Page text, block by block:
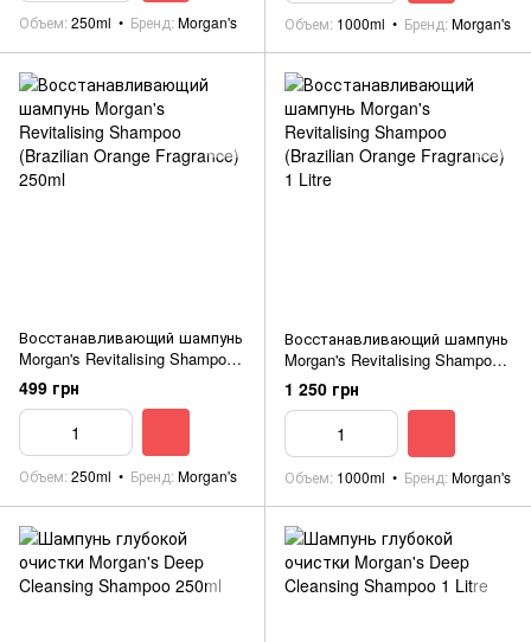
Объем 250ml Бренд Morgan's Объем 1000ml Бренд Morgan's
Восстанавливающий шампунь
Morgan's Revitalising Shampoo
(Brazilian Orange Fragrance)
250ml
499 грн
Объем 250ml Бренд Morgan's
Восстанавливающий шампунь
Morgan's Revitalising Shampoo
(Brazilian Orange Fragrance) 1
Litre
1 250 грн
Объем 1000ml Бренд Morgan's